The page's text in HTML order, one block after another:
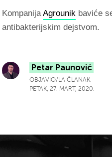
KompanijaAgrounik baviće
antibakterijskim dejstvom.
Petar Paunović
OBJAVIO/LA ČLANAK.
PETAK, 27. MART, 2020.